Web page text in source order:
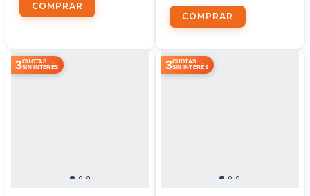
3CUOTAS
SIN INTERÉS
3CUOTAS
SIN INTERÉS